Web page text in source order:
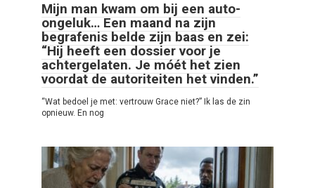
Mijn man kwam om bij een auto-
ongeluk… Een maand na zijn
begrafenis belde zijn baas en zei:
“Hij heeft een dossier voor je
achtergelaten. Je móét het zien
voordat de autoriteiten het vinden.”
“Wat bedoel je met: vertrouw Grace niet?” Ik las de zin
opnieuw. En nog